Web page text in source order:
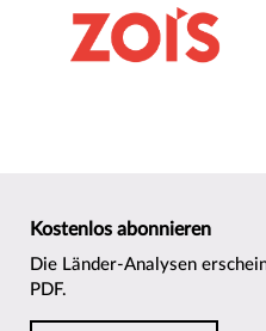
Kostenlos abonnieren
Die Länder-Analysen
PDF.